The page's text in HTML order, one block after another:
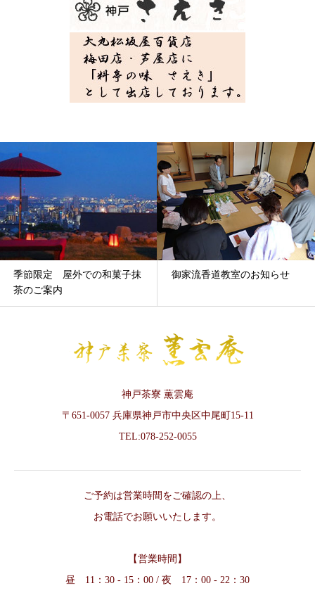
季節限定 屋外での和菓子抹
茶のご案内
御家流香道教室のお知らせ
神戸茶寮 薫雲庵
〒651-0057 兵庫県神戸市中央区中尾町15-11
TEL:078-252-0055
ご予約は営業時間をご確認の上、
お電話でお願いいたします。
【営業時間】
昼 11：30 - 15：00 / 夜 17：00 - 22：30